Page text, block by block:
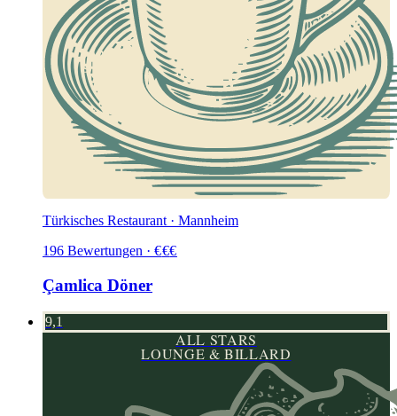
Türkisches Restaurant · Mannheim
196 Bewertungen · €€€
Çamlica Döner
9,1
ALL STARS
LOUNGE & BILLARD